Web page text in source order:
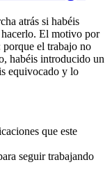
atrás si habéis
El motivo por
el trabajo no
habéis introducido un
equivocado y lo
que este
seguir trabajando